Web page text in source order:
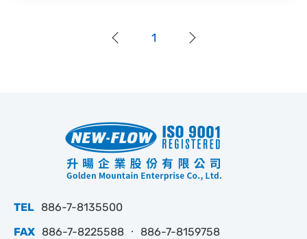
1
TEL 886-7-8135500
FAX 886-7-8225588 ‧ 886-7-8159758